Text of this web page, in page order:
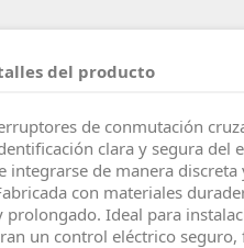
del producto
de conmutación
clara y segura del
integrarse de manera
con materiales
Ideal para
un control eléctrico